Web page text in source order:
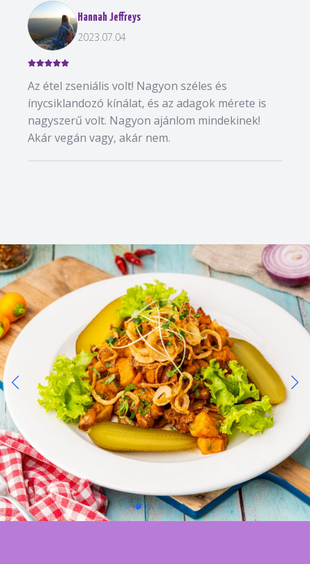
Hannah Jeffreys
2023.07.04
Az étel zseniális volt! Nagyon széles és
ínycsiklandozó kínálat, és az adagok mérete is
nagyszerű volt. Nagyon ajánlom mindekinek!
Akár vegán vagy, akár nem.